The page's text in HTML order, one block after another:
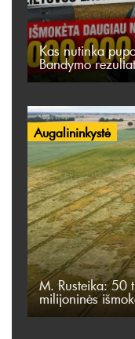
Kas nutinka
Bandymo
Augalininkystė
M. Rusteika: 50
milijoninės